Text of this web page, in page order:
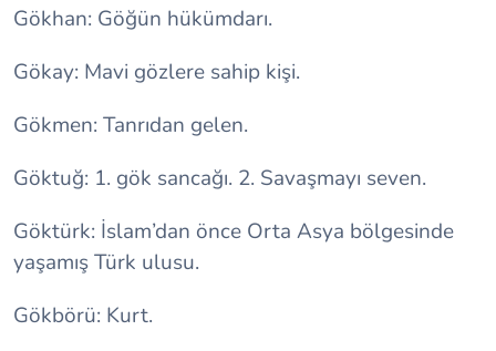
Gökhan: Göğün hükümdarı.
Gökay: Mavi gözlere sahip kişi.
Gökmen: Tanrıdan gelen.
Göktuğ: 1. gök sancağı. 2. Savaşmayı seven.
Göktürk: İslam’dan önce Orta Asya bölgesinde
yaşamış Türk ulusu.
Gökbörü: Kurt.